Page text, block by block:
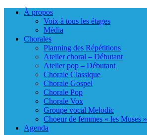
À propos
Voix à tous les étages
Média
Chorales
Planning des Répétitions
Atelier choral – Débutant
Atelier pop – Débutant
Chorale Classique
Chorale Gospel
Chorale Pop
Chorale Vox
Groupe vocal Melodic
Choeur de femmes « les Muses »
Agenda